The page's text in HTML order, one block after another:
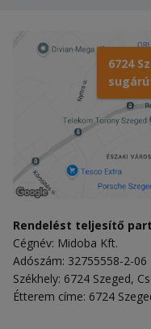
6724
Rendelést teljesítő
Cégnév: Midoba Kft.
Adószám: 32755558-2-06
Székhely: 6724 Szeged,
Étterem címe: 6724